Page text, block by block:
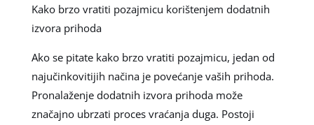
Kako brzo vratiti pozajmicu korištenjem dodatnih
izvora prihoda
Ako se pitate kako brzo vratiti pozajmicu, jedan od
najučinkovitijih načina je povećanje vaših prihoda.
Pronalaženje dodatnih izvora prihoda može
značajno ubrzati proces vraćanja duga. Postoji